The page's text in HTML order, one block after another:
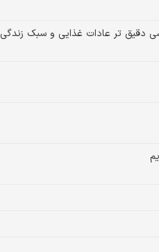
دقیق تر عادات غذایی و سبک زندگی